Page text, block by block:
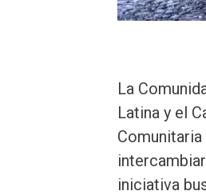
La
Latina y el
iniciativa